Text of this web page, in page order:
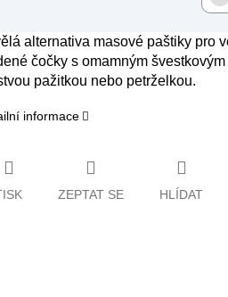
alternativa masové paštiky pro
čočky s omamným
pažitkou nebo petrželkou.
informace
ZEPTAT SE HLÍDAT